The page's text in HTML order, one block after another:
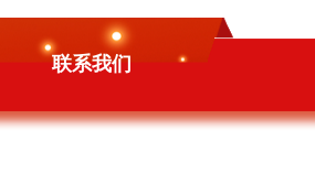
联系我们